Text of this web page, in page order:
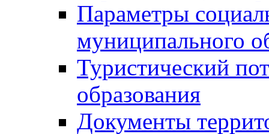
Параметры
муниципального
Туристический
образования
Документы